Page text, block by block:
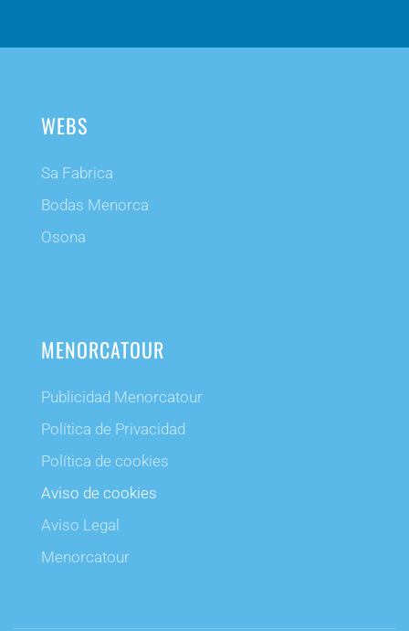
WEBS
Sa Fabrica
Bodas Menorca
Osona
MENORCATOUR
Publicidad Menorcatour
Política de Privacidad
Política de cookies
Aviso de cookies
Aviso Legal
Menorcatour